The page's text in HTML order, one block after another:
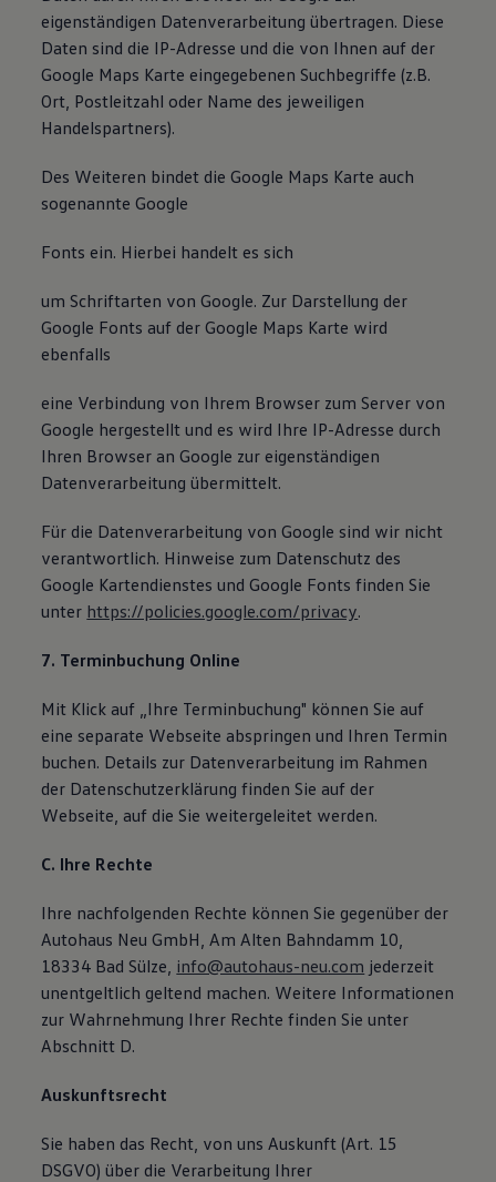
eigenständigen Datenverarbeitung übertragen. Diese
Daten sind die IP-Adresse und die von Ihnen auf der
Google Maps Karte eingegebenen Suchbegriffe (z.B.
Ort, Postleitzahl oder Name des jeweiligen
Handelspartners).
Des Weiteren bindet die Google Maps Karte auch
sogenannte Google
Fonts ein. Hierbei handelt es sich
um Schriftarten von Google. Zur Darstellung der
Google Fonts auf der Google Maps Karte wird
ebenfalls
eine Verbindung von Ihrem Browser zum Server von
Google hergestellt und es wird Ihre IP-Adresse durch
Ihren Browser an Google zur eigenständigen
Datenverarbeitung übermittelt.
Für die Datenverarbeitung von Google sind wir nicht
verantwortlich. Hinweise zum Datenschutz des
Google Kartendienstes und Google Fonts finden Sie
unter https://policies.google.com/privacy.
7. Terminbuchung Online
Mit Klick auf „Ihre Terminbuchung" können Sie auf
eine separate Webseite abspringen und Ihren Termin
buchen. Details zur Datenverarbeitung im Rahmen
der Datenschutzerklärung finden Sie auf der
Webseite, auf die Sie weitergeleitet werden.
C. Ihre Rechte
Ihre nachfolgenden Rechte können Sie gegenüber der
Autohaus Neu GmbH, Am Alten Bahndamm 10,
18334 Bad Sülze, info@autohaus-neu.com jederzeit
unentgeltlich geltend machen. Weitere Informationen
zur Wahrnehmung Ihrer Rechte finden Sie unter
Abschnitt D.
Auskunftsrecht
Sie haben das Recht, von uns Auskunft (Art. 15
DSGVO) über die Verarbeitung Ihrer